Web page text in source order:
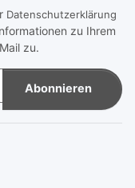
Datenschutzerklärung
zu Ihrem
zu.
Abonnieren